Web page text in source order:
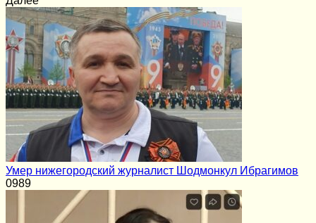
Умер нижегородский журналист Шодмонкул Ибрагимов
0989